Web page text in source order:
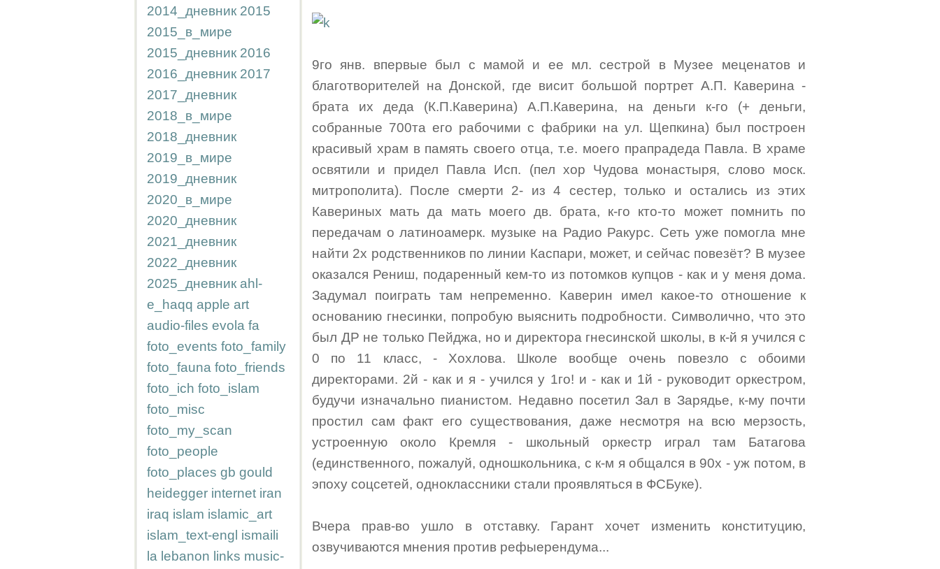
2014_дневник 2015
2015_в_мире
2015_дневник 2016
2016_дневник 2017
2017_дневник
2018_в_мире
2018_дневник
2019_в_мире
2019_дневник
2020_в_мире
2020_дневник
2021_дневник
2022_дневник
2025_дневник ahl-
e_haqq apple art
audio-files evola fa
foto_events foto_family
foto_fauna foto_friends
foto_ich foto_islam
foto_misc
foto_my_scan
foto_people
foto_places gb gould
heidegger internet iran
iraq islam islamic_art
islam_text-engl ismaili
la lebanon links music-
9го янв. впервые был с мамой и ее мл. сестрой в Музее меценатов и
благотворителей на Донской, где висит большой портрет А.П. Каверина -
брата их деда (К.П.Каверина) А.П.Каверина, на деньги к-го (+ деньги,
собранные 700та его рабочими с фабрики на ул. Щепкина) был построен
красивый храм в память своего отца, т.е. моего прапрадеда Павла. В храме
освятили и придел Павла Исп. (пел хор Чудова монастыря, слово моск.
митрополита). После смерти 2- из 4 сестер, только и остались из этих
Кавериных мать да мать моего дв. брата, к-го кто-то может помнить по
передачам о латиноамерк. музыке на Радио Ракурс. Сеть уже помогла мне
найти 2х родственников по линии Каспари, может, и сейчас повезёт? В музее
оказался Рениш, подаренный кем-то из потомков купцов - как и у меня дома.
Задумал поиграть там непременно. Каверин имел какое-то отношение к
основанию гнесинки, попробую выяснить подробности. Символично, что это
был ДР не только Пейджа, но и директора гнесинской школы, в к-й я учился с
0 по 11 класс, - Хохлова. Школе вообще очень повезло с обоими
директорами. 2й - как и я - учился у 1го! и - как и 1й - руководит оркестром,
будучи изначально пианистом. Недавно посетил Зал в Зарядье, к-му почти
простил сам факт его существования, даже несмотря на всю мерзость,
устроенную около Кремля - школьный оркестр играл там Батагова
(единственного, пожалуй, одношкольника, с к-м я общался в 90х - уж потом, в
эпоху соцсетей, одноклассники стали проявляться в ФСБуке).
Вчера прав-во ушло в отставку. Гарант хочет изменить конституцию,
озвучиваются мнения против рефыерендума...